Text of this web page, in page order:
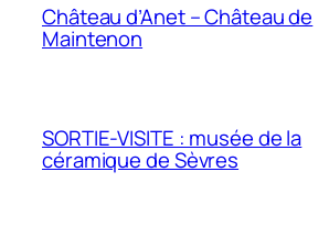
Château d’Anet – Château de
Maintenon
SORTIE-VISITE : musée de la
céramique de Sèvres